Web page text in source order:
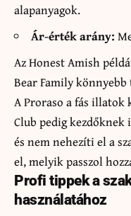
alapanyagok.
Ár-érték arány:
Az Honest Amish
Bear Family
A Proraso a fás
Club pedig
és nem nehezíti el a
el, melyik passzol
Profi tippek a
használatához